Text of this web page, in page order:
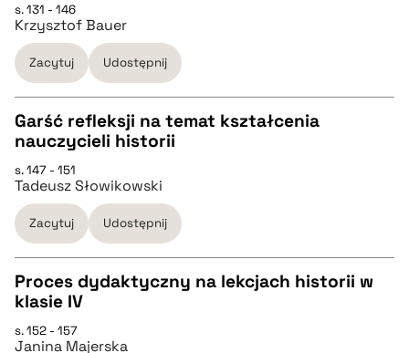
s. 131 - 146
Krzysztof Bauer
Zacytuj Udostępnij
CZYSTY TEKST
pobierz cytat
BIBTEX
Garść refleksji na temat kształcenia
nauczycieli historii
s. 147 - 151
Tadeusz Słowikowski
Zacytuj Udostępnij
Proces dydaktyczny na lekcjach historii w
klasie IV
s. 152 - 157
Janina Majerska